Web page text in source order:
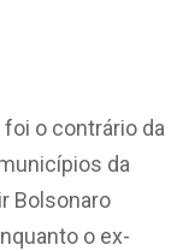
o contrário da
da
Bolsonaro
o ex-